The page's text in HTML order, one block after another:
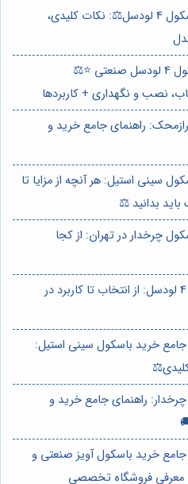
⭐️راهنمای جامع خرید باسکول 4 لودسل⚖️: نکات کلیدی،
راهنمای جامع خرید باسکول 4 لودسل صنعتی ⭐️⚖️
نصب و نگهداری + کاربردها
راهنمای جامع خرید و
سینی استیل: هر آنچه از مزایا تا
بدانید ⚖️
چرخدار در تهران: از کجا
⭐️ راهنمای جامع باسکول 4 لودسل: از انتخاب تا کاربرد در
جامع خرید باسکول سینی استیل:
راهنمای جامع خرید و
جامع خرید باسکول آویز صنعتی و
فروشگاه تخصصی